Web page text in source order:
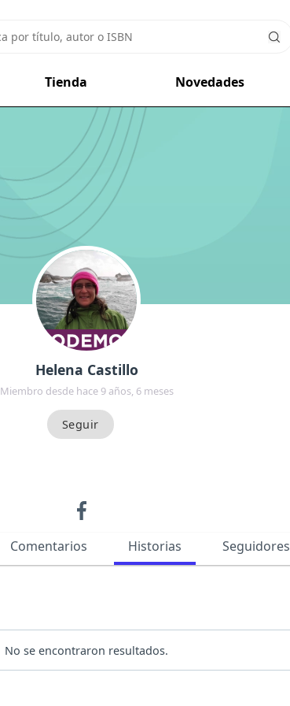
Tienda Novedades
Helena Castillo
Miembro desde hace 9 años, 6 meses
Comentarios Historias Seguidores
No se encontraron resultados.